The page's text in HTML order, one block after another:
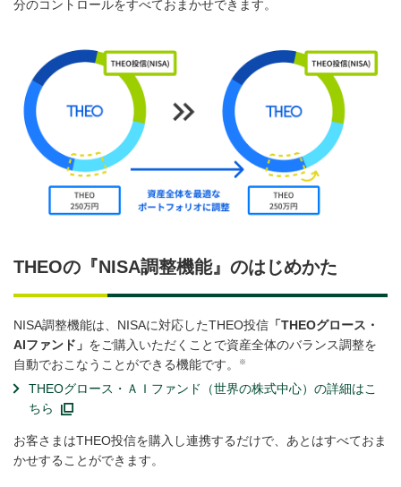
分のコントロールをすべておまかせできます。
THEOの『NISA調整機能』のはじめかた
NISA調整機能は、NISAに対応したTHEO投信 「THEOグロース・
AIファンド」 をご購入いただくことで資産全体のバランス調整を
自動でおこなうことができる機能です。
※
THEOグロース・ＡＩファンド（世界の株式中心）の詳細はこ
ちら
お客さまはTHEO投信を購入し連携するだけで、あとはすべておま
かせすることができます。